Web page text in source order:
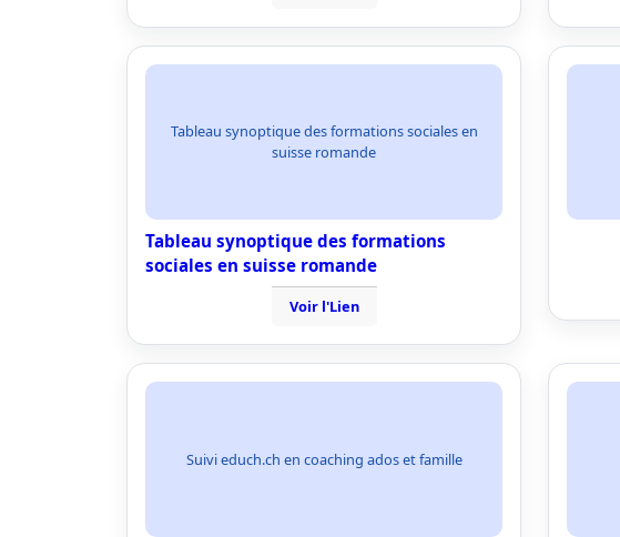
Tableau synoptique des formations sociales en
suisse romande
Tableau synoptique des formations
sociales en suisse romande
Voir l'Lien
Suivi educh.ch en coaching ados et famille